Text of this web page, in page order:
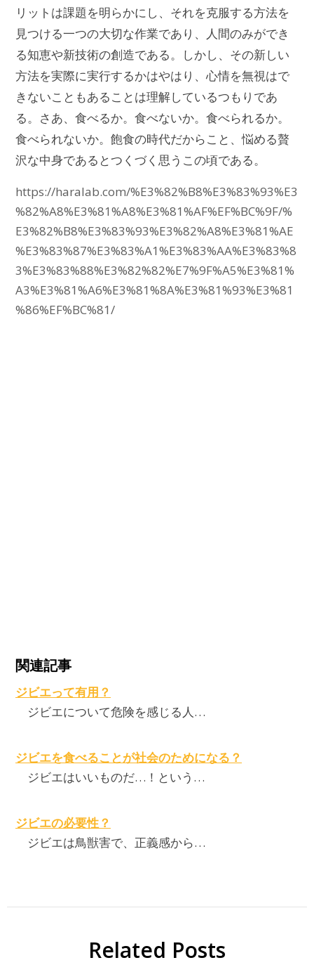
リットは課題を明らかにし、それを克服する方法を
見つける一つの大切な作業であり、人間のみができ
る知恵や新技術の創造である。しかし、その新しい
方法を実際に実行するかはやはり、心情を無視はで
きないこともあることは理解しているつもりであ
る。さあ、食べるか。食べないか。食べられるか。
食べられないか。飽食の時代だからこと、悩める贅
沢な中身であるとつくづく思うこの頃である。
https://haralab.com/%E3%82%B8%E3%83%93%E3
%82%A8%E3%81%A8%E3%81%AF%EF%BC%9F/%
E3%82%B8%E3%83%93%E3%82%A8%E3%81%AE
%E3%83%87%E3%83%A1%E3%83%AA%E3%83%8
3%E3%83%88%E3%82%82%E7%9F%A5%E3%81%
A3%E3%81%A6%E3%81%8A%E3%81%93%E3%81
%86%EF%BC%81/
関連記事
ジビエって有用？
ジビエについて危険を感じる人…
ジビエを食べることが社会のためになる？
ジビエはいいものだ…！という…
ジビエの必要性？
ジビエは鳥獣害で、正義感から…
Related Posts